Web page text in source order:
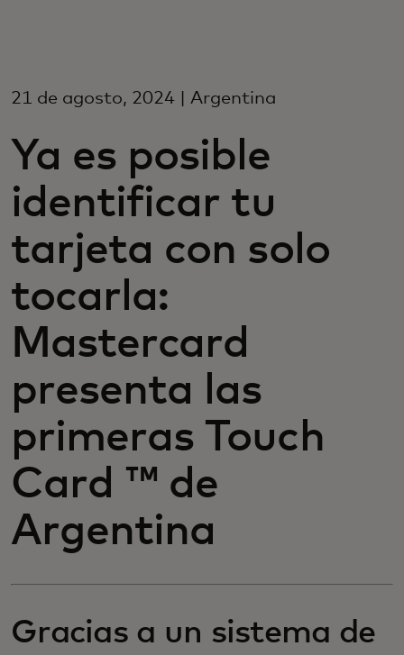
Para empresas
Para el mundo
Para innovadores
Noticias y tendencias
21 de agosto, 2024 | Argentina
Ya es posible
identificar tu
tarjeta con solo
tocarla:
Mastercard
presenta las
primeras Touch
Card ™ de
Argentina
Gracias a un sistema de